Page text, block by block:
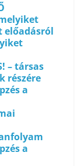
előadásról
– társas
részére
a
a